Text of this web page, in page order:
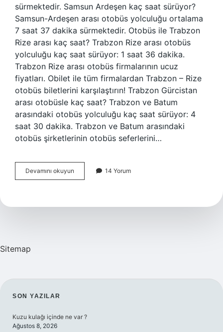
sürmektedir. Samsun Ardeşen kaç saat sürüyor?
Samsun-Ardeşen arası otobüs yolculuğu ortalama
7 saat 37 dakika sürmektedir. Otobüs ile Trabzon
Rize arası kaç saat? Trabzon Rize arası otobüs
yolculuğu kaç saat sürüyor: 1 saat 36 dakika.
Trabzon Rize arası otobüs firmalarının ucuz
fiyatları. Obilet ile tüm firmalardan Trabzon – Rize
otobüs biletlerini karşılaştırın! Trabzon Gürcistan
arası otobüsle kaç saat? Trabzon ve Batum
arasındaki otobüs yolculuğu kaç saat sürüyor: 4
saat 30 dakika. Trabzon ve Batum arasındaki
otobüs şirketlerinin otobüs seferlerini…
Devamını okuyun Trabzon
Ardeşen
Saat
14 Yorum
Sitemap
SIDEBAR
SON YAZILAR
Kuzu kulağı içinde ne var ?
Ağustos 8, 2026